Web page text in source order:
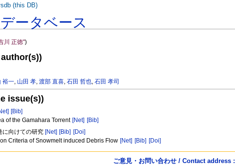
ータベース
川 正徳")
裕一, 山田 孝,渡部 直喜,石田 哲也,石田 孝司
issue(s))
[Bib]
of the Gamahara Torrent [Net] [Bib]
に向けての研究 [Net] [Bib] [Doi]
Criteria of Snowmelt induced Debris Flow [Net] [Bib] [Doi]
(this DB)
ご意見・お問い合わせ / Contact address :